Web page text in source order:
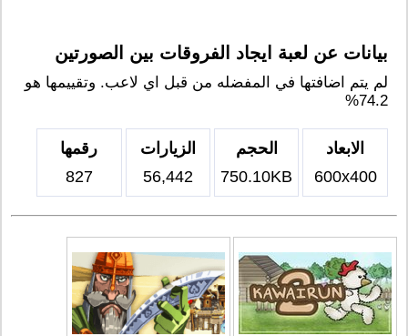
بيانات عن لعبة ايجاد الفروقات بين الصورتين
لم يتم اضافتها في المفضله من قبل اي لاعب. وتقييمها هو
74.2%
الابعاد
600x400
الحجم
750.10KB
الزيارات
56,442
رقمها
827